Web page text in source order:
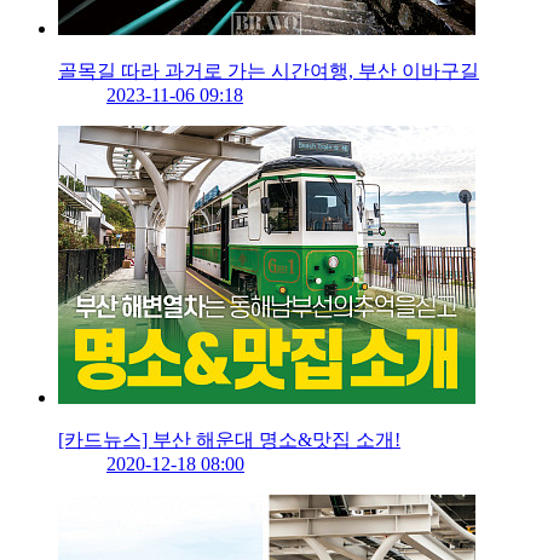
골목길 따라 과거로 가는 시간여행, 부산 이바구길
2023-11-06 09:18
[카드뉴스] 부산 해운대 명소&맛집 소개!
2020-12-18 08:00